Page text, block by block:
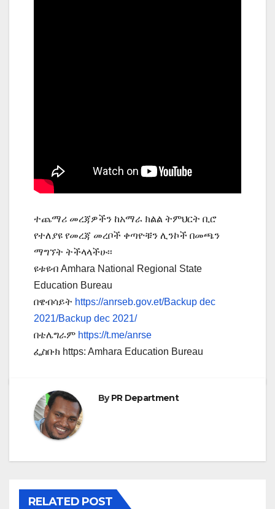
ተጨማሪ መረጃዎችን ከአማራ ክልል ትምህርት ቢሮ
የተለያዩ የመረጃ መረቦች ቀጣዮቹን ሊንኮች በመጫን
ማግኘት ትችላላችሁ፡፡
ዩቱዩብ Amhara National Regional State
Education Bureau
በዌብሳይት https://anrseb.gov.et/Backup dec
2021/Backup dec 2021/
በቴሌግራም https://t.me/anrse
ፌስቡክ https: Amhara Education Bureau
ByPR Department
RELATED POST